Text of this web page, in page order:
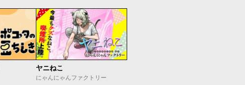
ヤニねこ
にゃんにゃんファクトリー